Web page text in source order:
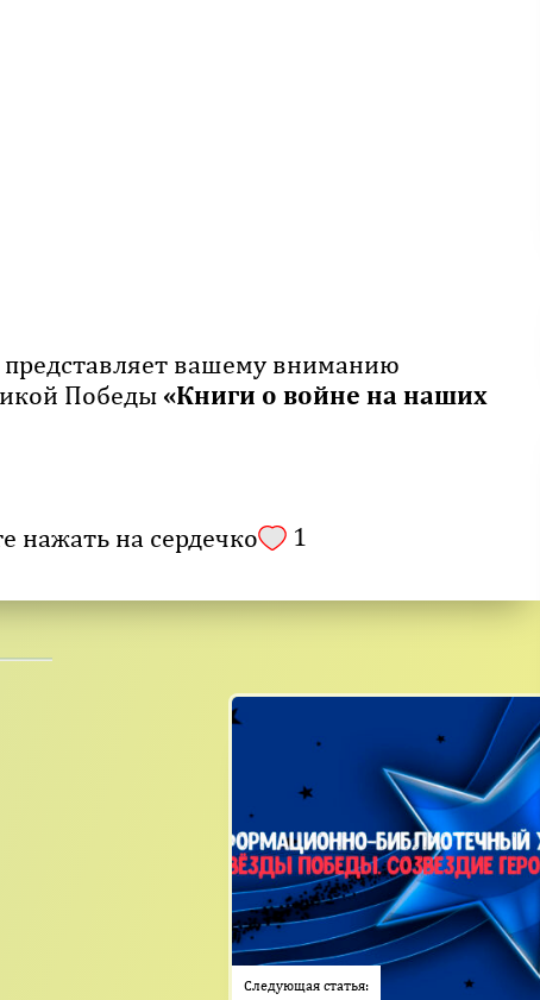
вашему вниманию
Победы «Книги о войне на наших
нажать на сердечко 1
Следующая статья: